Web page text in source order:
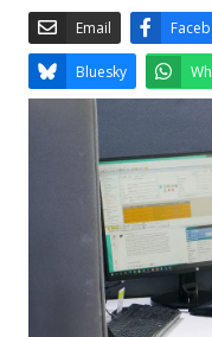
Email
Bluesky